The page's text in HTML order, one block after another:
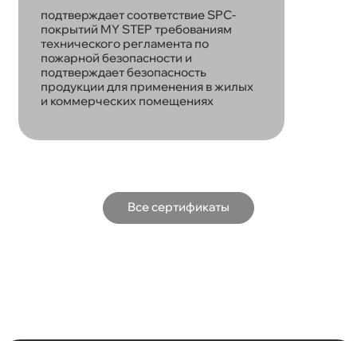
подтверждает соответствие SPC-
покрытий MY STEP требованиям
технического регламента по
пожарной безопасности и
подтверждает безопасность
продукции для применения в жилых
и коммерческих помещениях
Все сертификаты